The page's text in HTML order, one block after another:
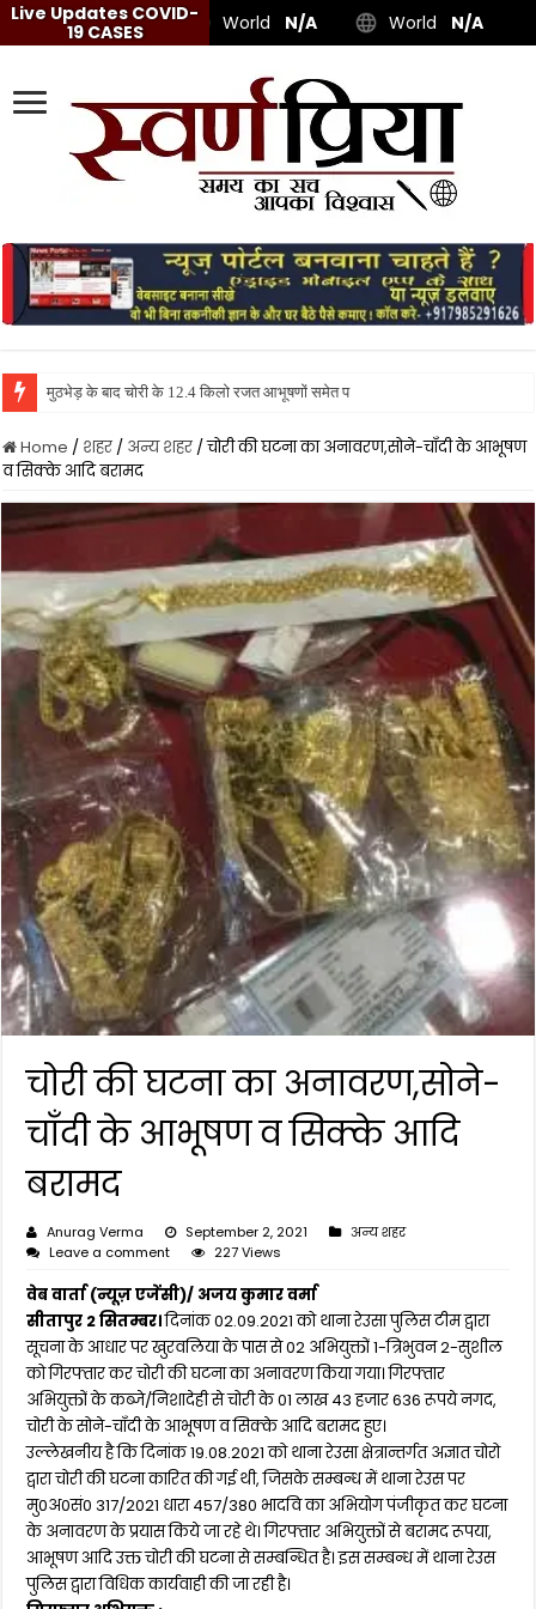
मुठभेड़ के बाद चोरी के 12.4 किलो रजत आभूषणों समेत पांच शातिर गिरफ्तार, स्विफ्ट
Home / शहर / अन्य शहर /चोरी की घटना का अनावरण,सोने-चाँदी के आभूषण
व सिक्के आदि बरामद
चोरी की घटना का अनावरण,सोने-
चाँदी के आभूषण व सिक्के आदि
बरामद
Anurag Verma September 2, 2021
अन्य शहर
Leave a comment
227 Views
वेब वार्ता (न्यूज़ एजेंसी)/ अजय कुमार वर्मा
सीतापुर 2 सितम्बर।दिनांक 02.09.2021 को थाना रेउसा पुलिस टीम द्वारा
सूचना के आधार पर खुरवलिया के पास से 02 अभियुक्तों 1-त्रिभुवन 2-सुशील
को गिरफ्तार कर चोरी की घटना का अनावरण किया गया। गिरफ्तार
अभियुक्तों के कब्जे/निशादेही से चोरी के 01 लाख 43 हजार 636 रूपये नगद,
चोरी के सोने-चाँदी के आभूषण व सिक्के आदि बरामद हुए।
उल्लेखनीय है कि दिनांक 19.08.2021 को थाना रेउसा क्षेत्रान्तर्गत अज्ञात चोरो
द्वारा चोरी की घटना कारित की गई थी, जिसके सम्बन्ध में थाना रेउस पर
मु0अ0सं0 317/2021 धारा 457/380 भादवि का अभियोग पंजीकृत कर घटना
के अनावरण के प्रयास किये जा रहे थे। गिरफ्तार अभियुक्तों से बरामद रूपया,
आभूषण आदि उक्त चोरी की घटना से सम्बन्धित है। इस सम्बन्ध में थाना रेउस
पुलिस द्वारा विधिक कार्यवाही की जा रही है।
Live Updates COVID-
19 CASES
World N/A World N/A